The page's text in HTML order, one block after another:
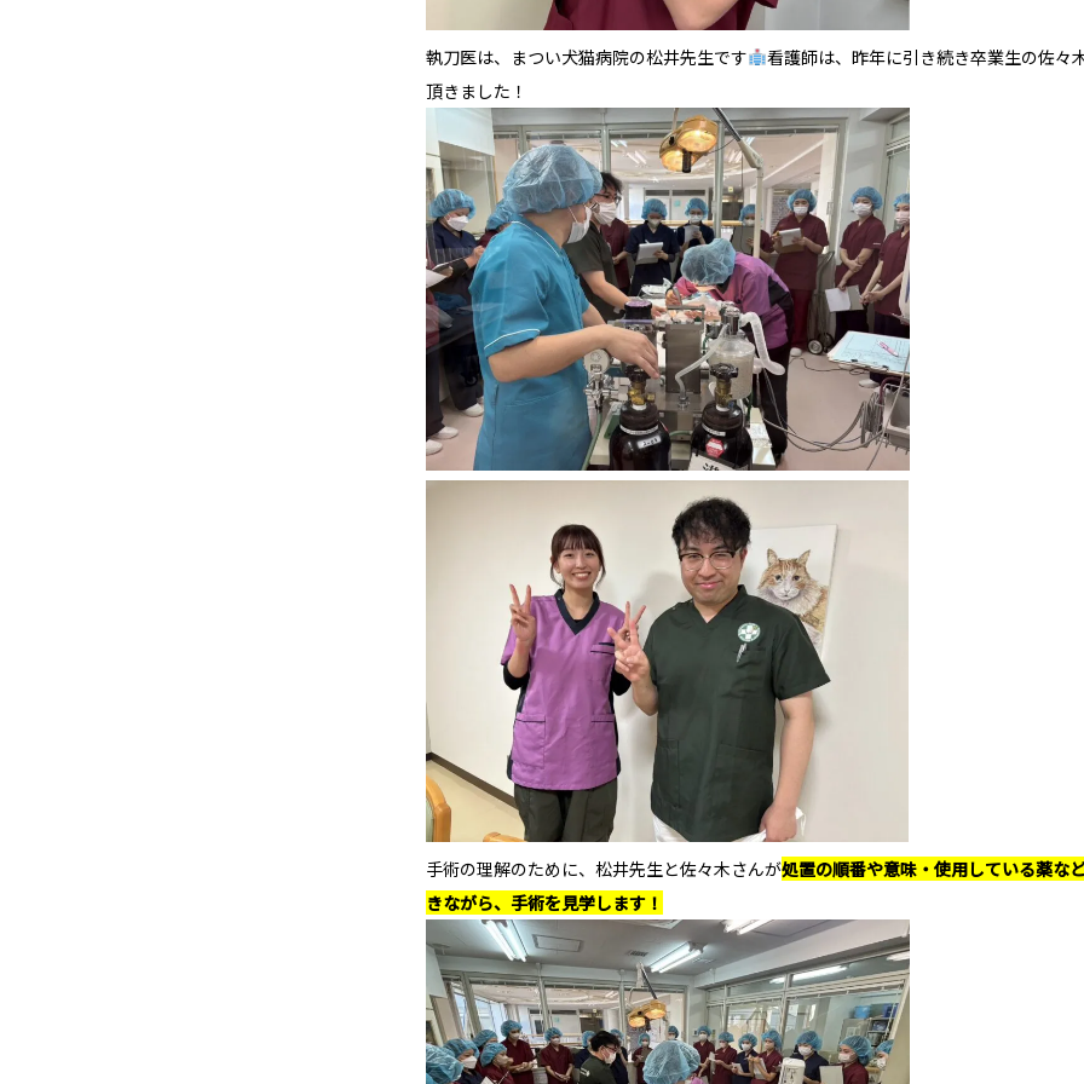
執刀医は、まつい犬猫病院の松井先生です
看護師は、昨年に引き続き卒業生の佐々
頂きました！
手術の理解のために、松井先生と佐々木さんが処置の順番や意味・使用している薬な
きながら、手術を見学します！